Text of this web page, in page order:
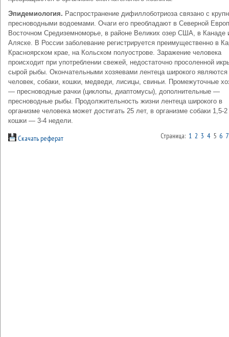
Эпидемиология. Распространение дифиллоботриоза связано с
пресноводными водоемами. Очаги его преобладают в Северной
Восточном Средиземноморье, в районе Великих озер США, в Канаде
Аляске. В России заболевание регистрируется преимущественно в
Красноярском крае, на Кольском полуострове. Заражение человека
происходит при употреблении свежей, недостаточно просоленной
сырой рыбы. Окончательными хозяевами лентеца широкого являются
человек, собаки, кошки, медведи, лисицы, свиньи. Промежуточные
— пресноводные рачки (циклопы, диаптомусы), дополнительные —
пресноводные рыбы. Продолжительность жизни лентеца широкого в
организме человека может достигать 25 лет, в организме собаки 1,5-2
кошки — 3-4 недели.
Скачать реферат Страница: 1 2 3 45 6 7